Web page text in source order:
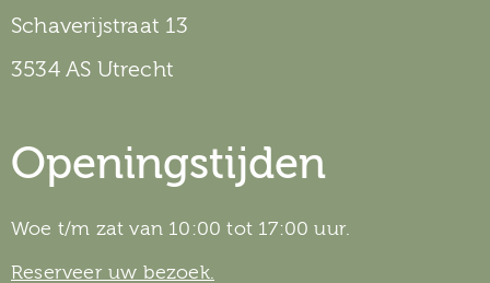
Schaverijstraat 13
3534 AS Utrecht
Openingstijden
Woe t/m zat van 10:00 tot 17:00 uur.
Reserveer uw bezoek.